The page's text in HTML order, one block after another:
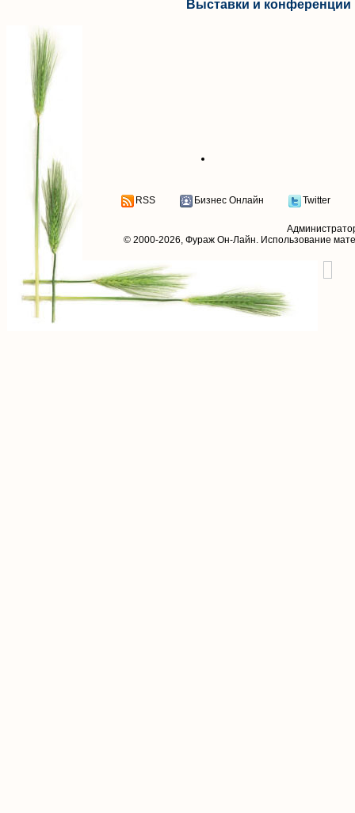
Выставки и конференции
RSS Бизнес Онлайн Twitter
© 2000-2026, Фураж Он-Лайн. Использование